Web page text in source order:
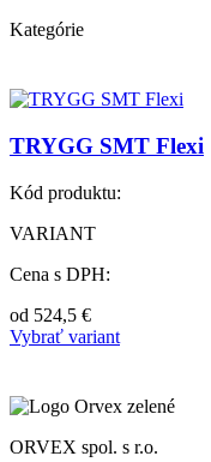
Kategórie
TRYGG SMT Flexi
Kód produktu:
VARIANT
Cena s DPH:
od 524,5 €
Vybrať variant
ORVEX spol. s r.o.